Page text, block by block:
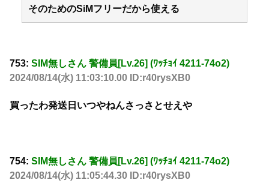
そのためのSiMフリーだから使える
753: SIM無しさん 警備員[Lv.26] (ﾜｯﾁｮｲ 4211-74o2)
2024/08/14(水) 11:03:10.00 ID:r40rysXB0
買ったわ発送日いつやねんさっさとせえや
754: SIM無しさん 警備員[Lv.26] (ﾜｯﾁｮｲ 4211-74o2)
2024/08/14(水) 11:05:44.30 ID:r40rysXB0